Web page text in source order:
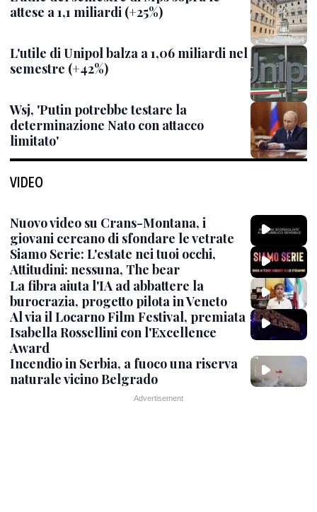
attese a 1,1 miliardi (+25%)
L'utile di Unipol balza a 1,06 miliardi nel
semestre (+42%)
Wsj, 'Putin potrebbe testare la
determinazione Nato con attacco
limitato'
VIDEO
Nuovo video su Crans-Montana, i
giovani cercano di sfondare le vetrate
Siamo Serie: L'estate nei tuoi occhi,
Attitudini: nessuna, The bear
La fibra aiuta l'IA ad abbattere la
burocrazia, progetto pilota in Veneto
Al via il Locarno Film Festival, premiata
Isabella Rossellini con l'Excellence
Award
Incendio in Serbia, a fuoco una riserva
naturale vicino Belgrado